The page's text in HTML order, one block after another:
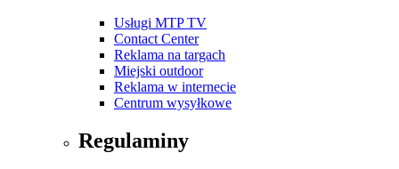
Usługi MTP TV
Contact Center
Reklama na targach
Miejski outdoor
Reklama w internecie
Centrum wysyłkowe
Regulaminy